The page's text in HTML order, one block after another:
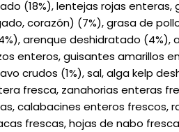
(18%), lentejas rojas enteras,
corazón) (7%), grasa de
arenque deshidratado (4%),
enteros, guisantes amarillos
crudos (1%), sal, alga kelp
fresca, zanahorias enteras
calabacines enteros frescos,
frescas, hojas de nabo